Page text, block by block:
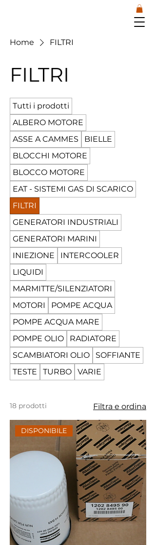
Home FILTRI
FILTRI
Tutti i prodotti
ALBERO MOTORE
ASSE A CAMMES
BIELLE
BLOCCHI MOTORE
BLOCCO MOTORE
EAT - SISTEMI GAS DI SCARICO
FILTRI
GENERATORI INDUSTRIALI
GENERATORI MARINI
INIEZIONE
INTERCOOLER
LIQUIDI
MARMITTE/SILENZIATORI
MOTORI
POMPE ACQUA
POMPE ACQUA MARE
POMPE OLIO
RADIATORE
SCAMBIATORI OLIO
SOFFIANTE
TESTE
TURBO VARIE
18 prodotti Filtra e ordina
DISPONIBILE